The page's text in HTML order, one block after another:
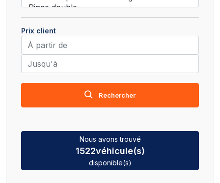
Prix client
Rechercher
Nous avons trouvé
1522véhicule(s)
disponible(s)